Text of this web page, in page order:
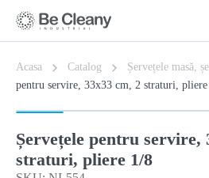
Acasa Catalog Șervețele masă,
pentru servire, 33x33 cm, 2 straturi,
Șervețele pentru servire,
straturi, pliere 1/8